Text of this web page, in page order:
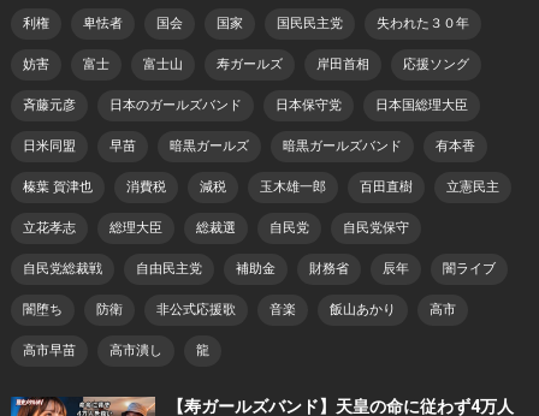
利権 卑怯者 国会 国家 国民民主党 失われた３０年
妨害 富士 富士山 寿ガールズ 岸田首相 応援ソング
斉藤元彦 日本のガールズバンド 日本保守党 日本国総理大臣
日米同盟 早苗 暗黒ガールズ 暗黒ガールズバンド 有本香
榛葉 賀津也 消費税 減税 玉木雄一郎 百田直樹 立憲民主
立花孝志 総理大臣 総裁選 自民党 自民党保守
自民党総裁戦 自由民主党 補助金 財務省 辰年 闇ライブ
闇堕ち 防衛 非公式応援歌 音楽 飯山あかり 高市
高市早苗 高市潰し 龍
【寿ガールズバンド】天皇の命に従わず4万人